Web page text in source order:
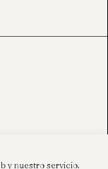
y nuestro servicio.